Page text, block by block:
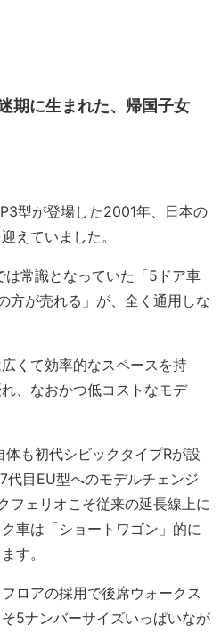
期に生まれた、帰国子女
型が登場した2001年、日本の
えていました。
常識となっていた「5ドア車
方が売れる」が、全く通用しな
くて効率的なスペースを持
、なおかつ低コストなモデ
も初代シビックタイプRが設
代目EU型へのモデルチェンジ
フェリオこそ従来の延長線上に
車は「ショートワゴン」的に
す。
ロアの採用で後席ウォークス
5ナンバーサイズいっぱいなが